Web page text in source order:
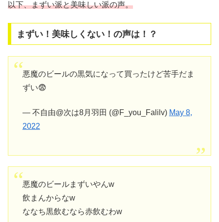
以下、まずい派と美味しい派の声。
まずい！美味しくない！の声は！？
悪魔のビールの黒気になって買ったけど苦手だま
ずい😨
— 不自由@次は8月羽田 (@F_you_Falilv) May 8,
2022
悪魔のビールまずいやんw
飲まんからなw
ななち黒飲むなら赤飲むわw